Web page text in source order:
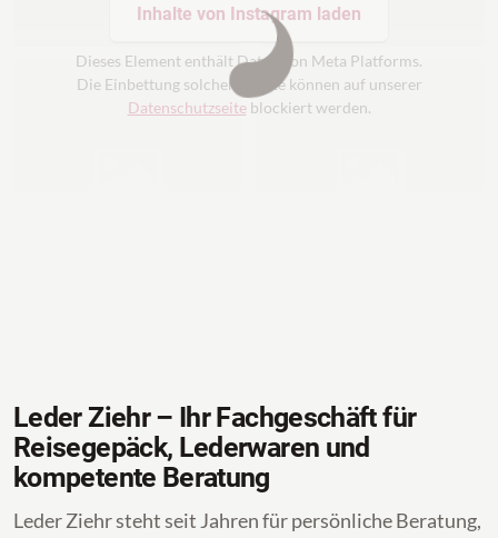
Inhalte von Instagram laden
Dieses Element enthält Daten von Meta Platforms.
Die Einbettung solcher Inhalte können auf unserer
Datenschutzseiteblockiert werden.
Leder Ziehr – Ihr Fachgeschäft für
Reisegepäck, Lederwaren und
kompetente Beratung
Leder Ziehr steht seit Jahren für persönliche Beratung,